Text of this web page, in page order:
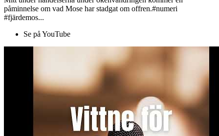
påminnelse om vad Mose har stadgat om offren.#numeri
#fjärdemos...
Se på YouTube